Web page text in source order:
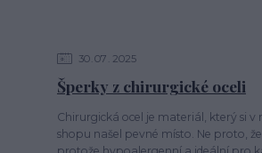
30 07 2025
Šperky z chirurgické oceli
Chirurgická ocel je materiál, který si v
shopu našel pevné místo. Ne proto,